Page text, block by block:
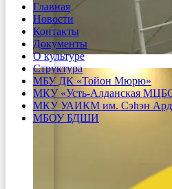
Главная
Новости
Контакты
Документы
О культуре
Структура
МБУ ДК «Тойон Мюрю»
МКУ «Усть-Алданская
МКУ УАИКМ им. Сэһэн
МБОУ БДШИ